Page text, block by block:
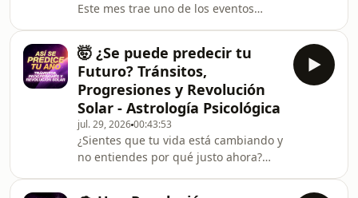
Este mes trae uno de los eventos
eclipse solar total en Leo del 12 de
agosto, en el grado 20 de Leo. Y si
sientes que todo se está acelerando,
que el piso que conocías se derrumba
y que la vida te empuja al siguiente
nivel… es exactamente eso lo que está
pasando. Un eclipse total viene a
quitar lo que ya no te deja ser fiel a
🤯 ¿Se puede predecir tu
Futuro? Tránsitos,
Progresiones y Revolución
Solar - Astrología Psicológica
jul. 29, 202600:43:53
¿Sientes que tu vida está cambiando y
no entiendes por qué justo ahora?